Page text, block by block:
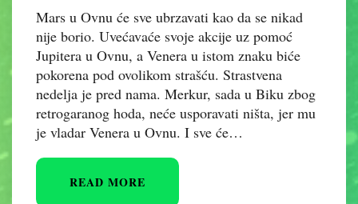
Mars u Ovnu će sve ubrzavati kao da se nikad
nije borio. Uvećavaće svoje akcije uz pomoć
Jupitera u Ovnu, a Venera u istom znaku biće
pokorena pod ovolikom strašću. Strastvena
nedelja je pred nama. Merkur, sada u Biku zbog
retrogaranog hoda, neće usporavati ništa, jer mu
je vladar Venera u Ovnu. I sve će…
READ MORE